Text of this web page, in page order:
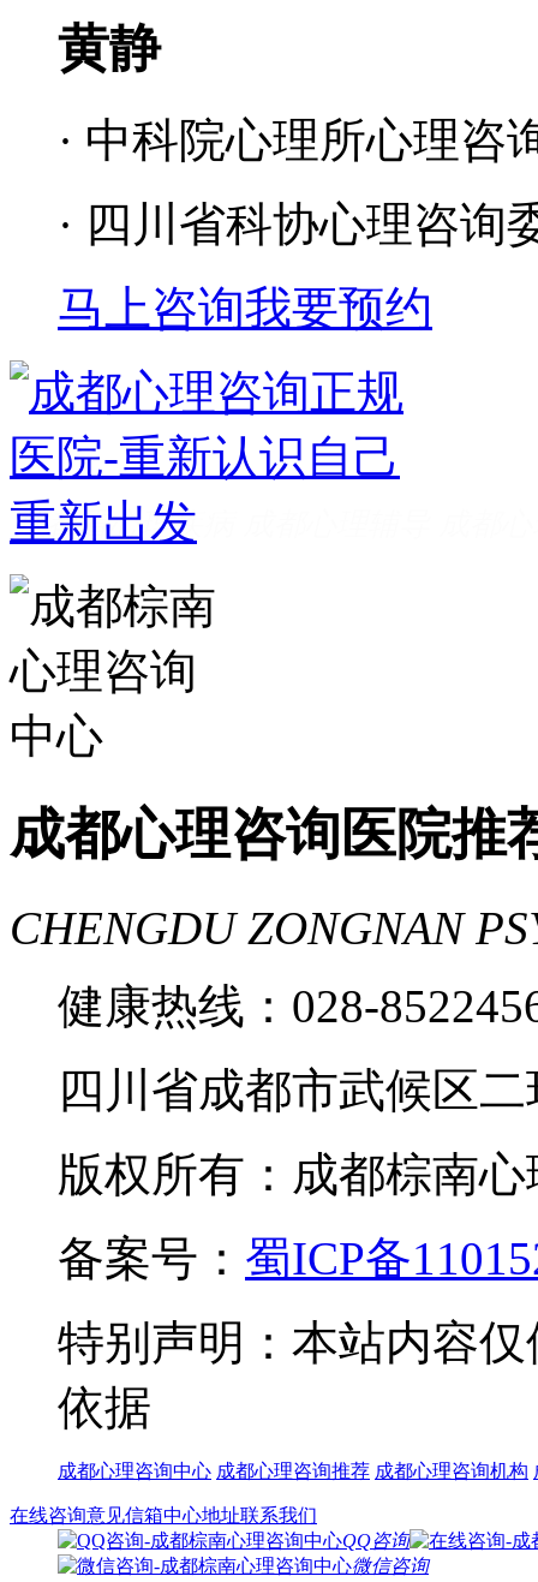
黄静
· 中科院心理所心理咨
· 四川省科协心理咨询
马上咨询我要预约
成都看心理疾病
家好 成都心理咨询推荐
费 成都心理医院哪里好
成都心理咨询医院推
CHENGDU ZONGNAN
健康热线：028-
四川省成都市武候区
版权所有：成都棕南
备案号： 蜀ICP备
特别声明：本站内容
依据
成都心理咨询中心 成都心理咨询推荐 成都心理咨询机构
在线咨询意见信箱中心地址联系我们
QQ咨询
微信咨询